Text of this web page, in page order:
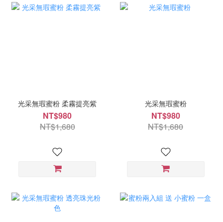
光采無瑕蜜粉 柔霧提亮紫
NT$980
NT$1,680
光采無瑕蜜粉
NT$980
NT$1,680